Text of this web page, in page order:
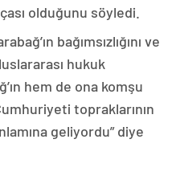
olduğunu söyledi.
bağımsızlığını ve
hukuk
hem de ona komşu
topraklarının
geliyordu” diye